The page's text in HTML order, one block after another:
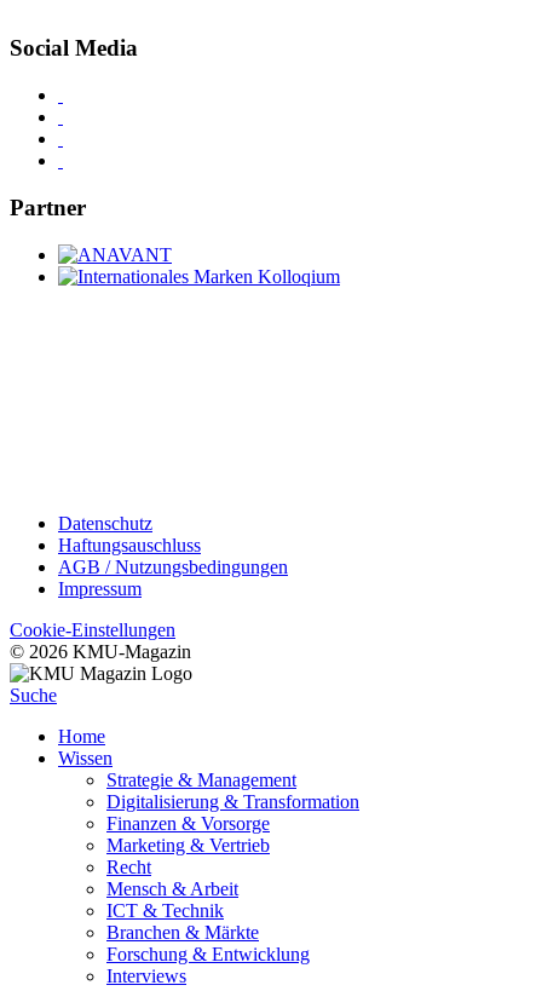
Social Media
Partner
Datenschutz
Haftungsauschluss
AGB / Nutzungsbedingungen
Impressum
Cookie-Einstellungen
© 2026 KMU-Magazin
Suche
Home
Wissen
Strategie & Management
Digitalisierung & Transformation
Finanzen & Vorsorge
Marketing & Vertrieb
Recht
Mensch & Arbeit
ICT & Technik
Branchen & Märkte
Forschung & Entwicklung
Interviews